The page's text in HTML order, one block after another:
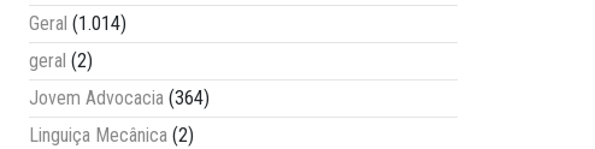
Geral (1.014)
geral (2)
Jovem Advocacia (364)
Linguiça Mecânica (2)